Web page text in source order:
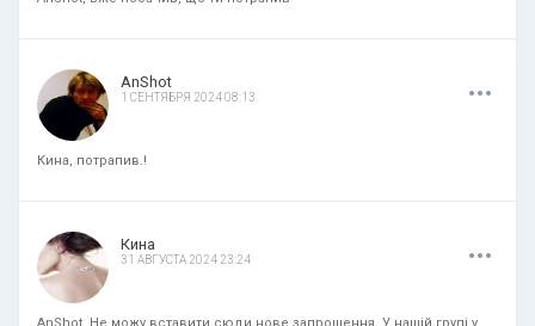
AnShot
1 СЕНТЯБРЯ 2024 08:13 ...
Кина, потрапив.!
Кина
31 АВГУСТА 2024 23:24 ...
AnShot, Не можу вставити сюди нове запрошення. У нашій групі у